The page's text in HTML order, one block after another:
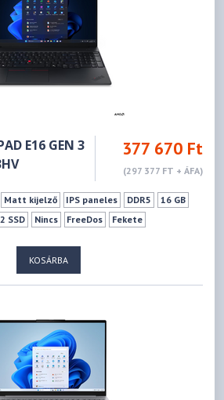
E16 GEN 3
377 670 Ft
(297 377 FT + ÁFA)
Matt kijelző IPS paneles DDR5
16 GB
SSD
Nincs FreeDos Fekete
KOSÁRBA